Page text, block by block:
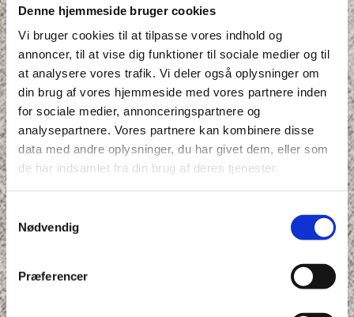
Denne hjemmeside bruger cookies
Vi bruger cookies til at tilpasse vores indhold og
annoncer, til at vise dig funktioner til sociale medier og til
at analysere vores trafik. Vi deler også oplysninger om
din brug af vores hjemmeside med vores partnere inden
for sociale medier, annonceringspartnere og
analysepartnere. Vores partnere kan kombinere disse
data med andre oplysninger, du har givet dem, eller som
de har indsamlet fra din brug af deres tjenester.
Samtykkevalg
Nødvendig
Præferencer